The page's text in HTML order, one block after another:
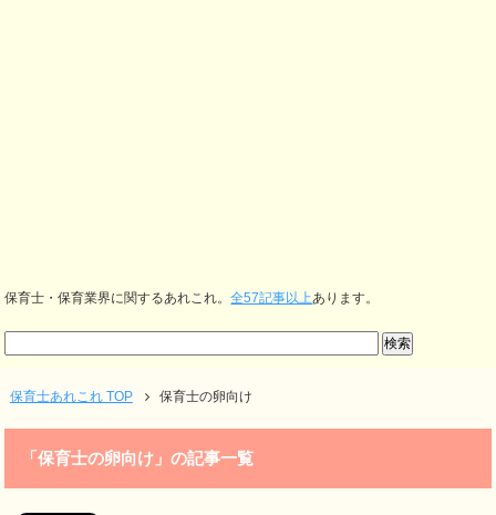
保育士・保育業界に関するあれこれ。全57記事以上あります。
保育士あれこれ TOP 保育士の卵向け
「保育士の卵向け」の記事一覧